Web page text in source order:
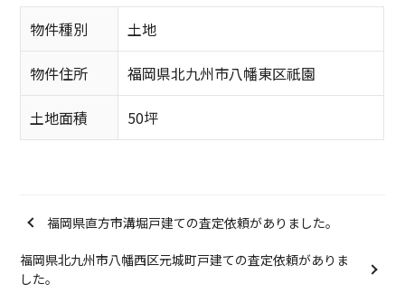
物件種別 土地
物件住所 福岡県北九州市八幡東区祇園
土地面積 50坪
福岡県直方市溝堀戸建ての査定依頼がありました。
福岡県北九州市八幡西区元城町戸建ての査定依頼がありま
した。